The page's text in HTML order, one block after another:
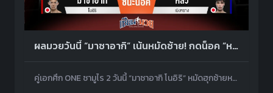
ผลมวยวันนี้ “มาซาอากิ” เน้นหมัดซ้าย! กดน็อค “หลิว” ยก 1 คว้าโบนัส 3 ล้านบาท
คู่เอกศึก ONE ซามูไร 2 วันนี้ “มาซาอากิ โนอิริ” หมัดฮุกซ้ายหนักๆ กดน็อค “หลิว เมิงหยาง” ยก 1 ล้างแค้นสำเร็จ พร้อมรับโบนัสก้อนโต 15 ล้านเยน หรือกว่า 3 ล้านบาท